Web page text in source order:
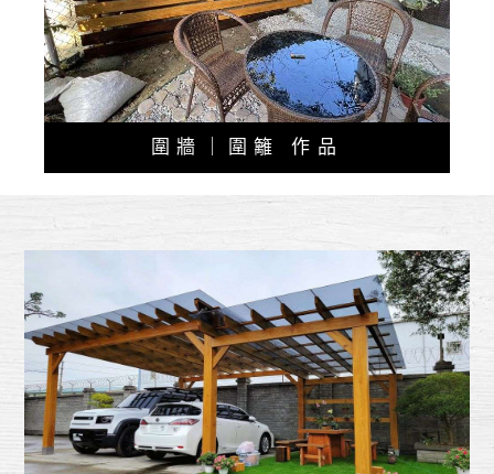
圍牆｜圍籬 作品
08-17
【新竹】南方松木頭總是帶給人
溫暖X悠閒 的氛圍~
09-30
【大溪/落羽松】如果你有個空
間那你一定要搭建一座南方松採
09-30
20個最多人喜愛的南方松停車